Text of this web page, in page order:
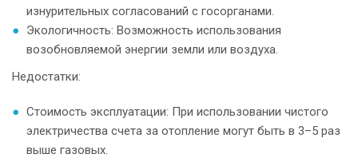
изнурительных согласований с госорганами.
Экологичность: Возможность использования
возобновляемой энергии земли или воздуха.
Недостатки:
Стоимость эксплуатации: При использовании чистого
электричества счета за отопление могут быть в 3–5 раз
выше газовых.